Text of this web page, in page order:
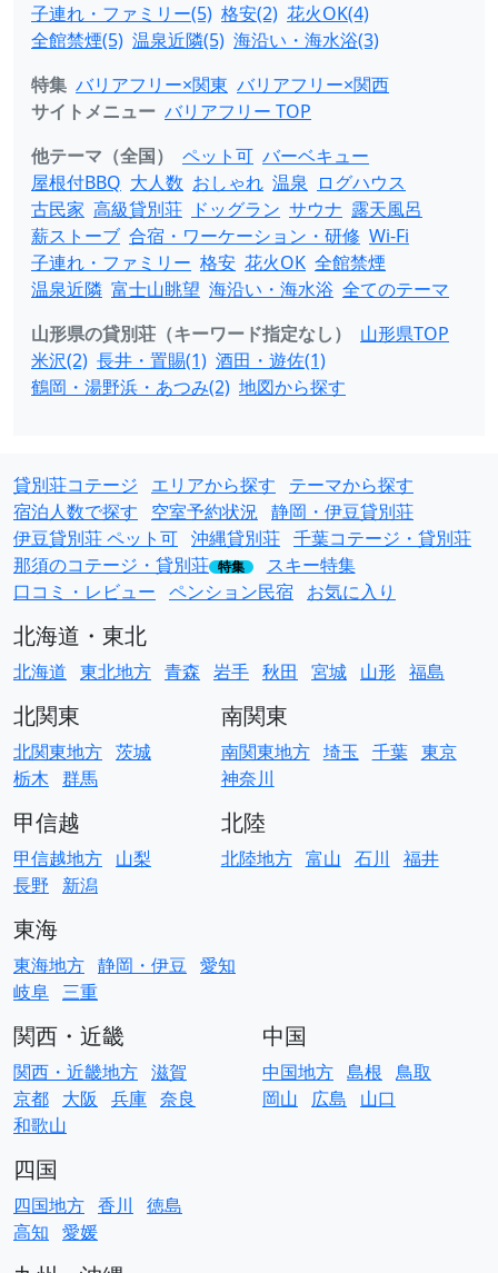
子連れ・ファミリー(5) 格安(2) 花火OK(4)
全館禁煙(5) 温泉近隣(5) 海沿い・海水浴(3)
特集 バリアフリー×関東 バリアフリー×関西
サイトメニュー バリアフリー TOP
他テーマ（全国）
ペット可 バーベキュー
屋根付BBQ 大人数 おしゃれ 温泉 ログハウス
古民家 高級貸別荘 ドッグラン サウナ 露天風呂
薪ストーブ 合宿・ワーケーション・研修 Wi-Fi
子連れ・ファミリー 格安 花火OK 全館禁煙
温泉近隣 富士山眺望 海沿い・海水浴 全てのテーマ
山形県の貸別荘（キーワード指定なし）
山形県TOP
米沢(2) 長井・置賜(1) 酒田・遊佐(1)
鶴岡・湯野浜・あつみ(2) 地図から探す
貸別荘コテージ エリアから探す
テーマから探す
宿泊人数で探す
空室予約状況 静岡・伊豆貸別荘
伊豆貸別荘 ペット可 沖縄貸別荘 千葉コテージ・貸別荘
那須のコテージ・貸別荘 特集
スキー特集
口コミ・レビュー ペンション民宿 お気に入り
北海道・東北
北海道 東北地方 青森 岩手 秋田 宮城 山形 福島
北関東
北関東地方 茨城
栃木 群馬
南関東
南関東地方 埼玉 千葉 東京
神奈川
甲信越
甲信越地方 山梨
長野
新潟
北陸
北陸地方 富山 石川 福井
東海
東海地方 静岡・伊豆 愛知
岐阜 三重
関西・近畿
関西・近畿地方 滋賀
京都 大阪 兵庫 奈良
和歌山
中国
中国地方 島根 鳥取
岡山
広島 山口
四国
四国地方 香川
徳島
高知 愛媛